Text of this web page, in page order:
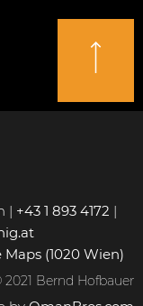
| +43 1 893 4172 |
Maps (1020 Wien)
2021 Bernd Hofbauer